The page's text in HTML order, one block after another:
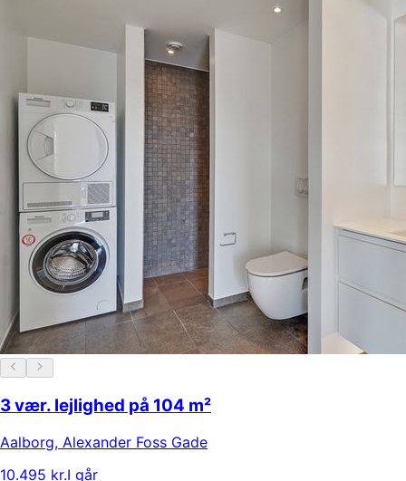
3 vær. lejlighed på 104 m²
Aalborg, Alexander Foss Gade
10.495 kr.I går